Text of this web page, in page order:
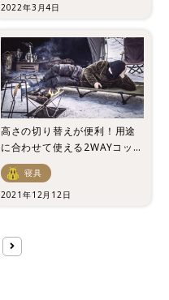
2022年3月4日
高さの切り替えが便利！用途
に合わせて使える2WAYコット
の魅力とおすすめ10選！
寝具
2021年12月12日